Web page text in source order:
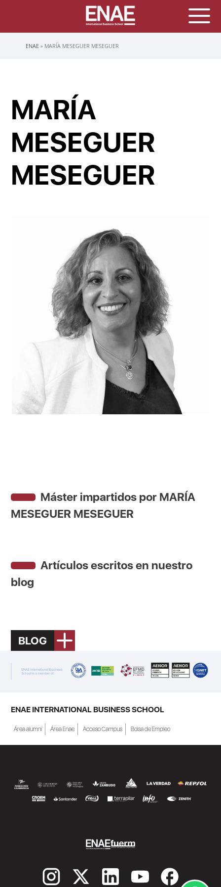
Sobrescribir
ENAE MARÍA MESEGUER MESEGUER
MARÍA
MESEGUER
MESEGUER
Máster impartidos por MARÍA
MESEGUER MESEGUER
Artículos escritos en nuestro
blog
BLOG
ENAE INTERNATIONAL BUSINESS SCHOOL
Área alumni Área Enae Acceso Campus Bolsa de Empleo